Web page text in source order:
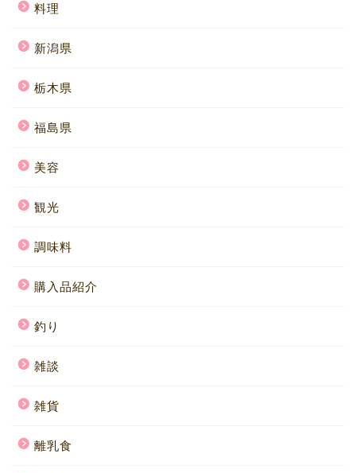
料理
新潟県
栃木県
福島県
美容
観光
調味料
購入品紹介
釣り
雑談
雑貨
離乳食